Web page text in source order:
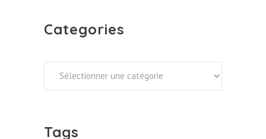
Categories
Categories
Tags